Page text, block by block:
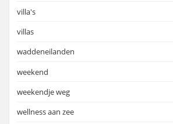
villa's
villas
waddeneilanden
weekend
weekendje weg
wellness aan zee